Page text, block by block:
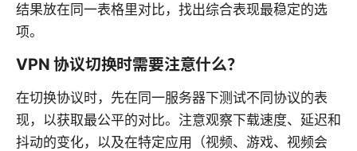
结果放在同一表格里对比，找出综合表现最稳定的选
项。
VPN 协议切换时需要注意什么？
在切换协议时，先在同一服务器下测试不同协议的表
现，以获取最公平的对比。注意观察下载速度、延迟和
抖动的变化，以及在特定应用（视频、游戏、视频会